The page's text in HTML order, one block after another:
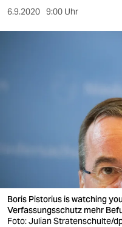
kultur
sport
veranstaltungen
shop
6.9.2020 9:00 Uhr
Boris Pistorius is watching
Verfassungsschutz mehr
Foto: Julian Stratenschulte/